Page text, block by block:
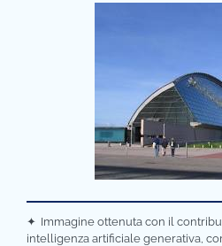
✦ Immagine ottenuta con il
intelligenza artificiale generativa,